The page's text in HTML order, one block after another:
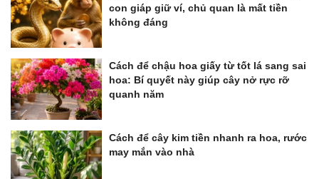
con giáp giữ ví, chủ quan là mất tiền
không đáng
Cách để chậu hoa giấy từ tốt lá sang sai
hoa: Bí quyết này giúp cây nở rực rỡ
quanh năm
Cách để cây kim tiền nhanh ra hoa, rước
may mắn vào nhà